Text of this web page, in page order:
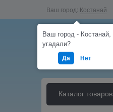
Ваш город: Костанай
Каталог товаров
Ваш город - Костанай,
угадали?
Да Нет